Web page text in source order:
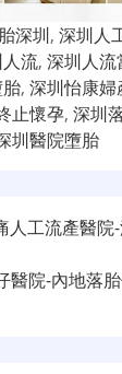
深圳, 深圳人
流, 深圳人流
, 深圳怡康
止懷孕, 深圳
圳醫院墮胎
人工流產醫院
醫院-內地落